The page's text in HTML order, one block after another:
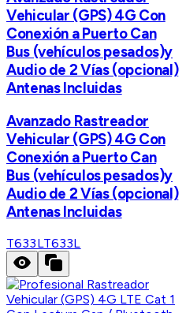
Vehicular (GPS) 4G Con
Conexión a Puerto Can
Bus (vehículos pesados)y
Audio de 2 Vías (opcional)
Antenas Incluidas
Avanzado Rastreador
Vehicular (GPS) 4G Con
Conexión a Puerto Can
Bus (vehículos pesados)y
Audio de 2 Vías (opcional)
Antenas Incluidas
T633LT633L